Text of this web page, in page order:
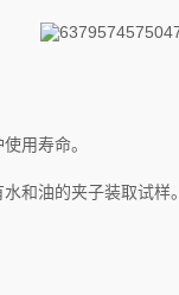
用寿命。
和油的夹子装取试样。